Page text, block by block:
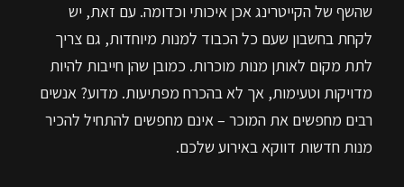
שהשף של הקייטרינג אכן איכותי וכדומה. עם זאת, יש
לקחת בחשבון שעם כל הכבוד למנות מיוחדות, גם צריך
לתת מקום לאותן מנות מוכרות. כמובן שהן חייבות להיות
מדויקות וטעימות, אך לא בהכרח מפתיעות. מדוע? אנשים
רבים מחפשים את המוכר – אינם מחפשים להתחיל להכיר
מנות חדשות דווקא באירוע שלכם.